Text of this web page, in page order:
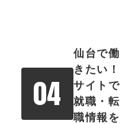
04
仙台で働
きたい！
サイトで
就職・転
職情報を